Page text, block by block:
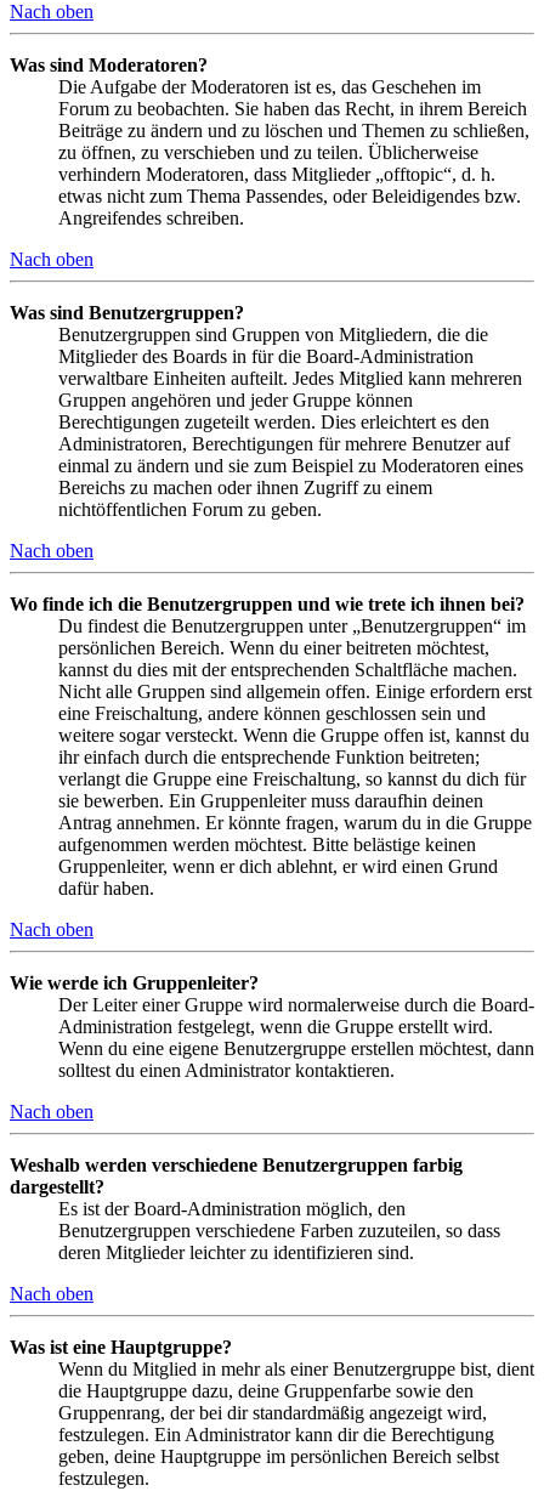
Nach oben
Was sind Moderatoren?
Die Aufgabe der Moderatoren ist es, das Geschehen im
Forum zu beobachten. Sie haben das Recht, in ihrem Bereich
Beiträge zu ändern und zu löschen und Themen zu schließen,
zu öffnen, zu verschieben und zu teilen. Üblicherweise
verhindern Moderatoren, dass Mitglieder „offtopic“, d. h.
etwas nicht zum Thema Passendes, oder Beleidigendes bzw.
Angreifendes schreiben.
Nach oben
Was sind Benutzergruppen?
Benutzergruppen sind Gruppen von Mitgliedern, die die
Mitglieder des Boards in für die Board-Administration
verwaltbare Einheiten aufteilt. Jedes Mitglied kann mehreren
Gruppen angehören und jeder Gruppe können
Berechtigungen zugeteilt werden. Dies erleichtert es den
Administratoren, Berechtigungen für mehrere Benutzer auf
einmal zu ändern und sie zum Beispiel zu Moderatoren eines
Bereichs zu machen oder ihnen Zugriff zu einem
nichtöffentlichen Forum zu geben.
Nach oben
Wo finde ich die Benutzergruppen und wie trete ich ihnen bei?
Du findest die Benutzergruppen unter „Benutzergruppen“ im
persönlichen Bereich. Wenn du einer beitreten möchtest,
kannst du dies mit der entsprechenden Schaltfläche machen.
Nicht alle Gruppen sind allgemein offen. Einige erfordern erst
eine Freischaltung, andere können geschlossen sein und
weitere sogar versteckt. Wenn die Gruppe offen ist, kannst du
ihr einfach durch die entsprechende Funktion beitreten;
verlangt die Gruppe eine Freischaltung, so kannst du dich für
sie bewerben. Ein Gruppenleiter muss daraufhin deinen
Antrag annehmen. Er könnte fragen, warum du in die Gruppe
aufgenommen werden möchtest. Bitte belästige keinen
Gruppenleiter, wenn er dich ablehnt, er wird einen Grund
dafür haben.
Nach oben
Wie werde ich Gruppenleiter?
Der Leiter einer Gruppe wird normalerweise durch die Board-
Administration festgelegt, wenn die Gruppe erstellt wird.
Wenn du eine eigene Benutzergruppe erstellen möchtest, dann
solltest du einen Administrator kontaktieren.
Nach oben
Weshalb werden verschiedene Benutzergruppen farbig
dargestellt?
Es ist der Board-Administration möglich, den
Benutzergruppen verschiedene Farben zuzuteilen, so dass
deren Mitglieder leichter zu identifizieren sind.
Nach oben
Was ist eine Hauptgruppe?
Wenn du Mitglied in mehr als einer Benutzergruppe bist, dient
die Hauptgruppe dazu, deine Gruppenfarbe sowie den
Gruppenrang, der bei dir standardmäßig angezeigt wird,
festzulegen. Ein Administrator kann dir die Berechtigung
geben, deine Hauptgruppe im persönlichen Bereich selbst
festzulegen.